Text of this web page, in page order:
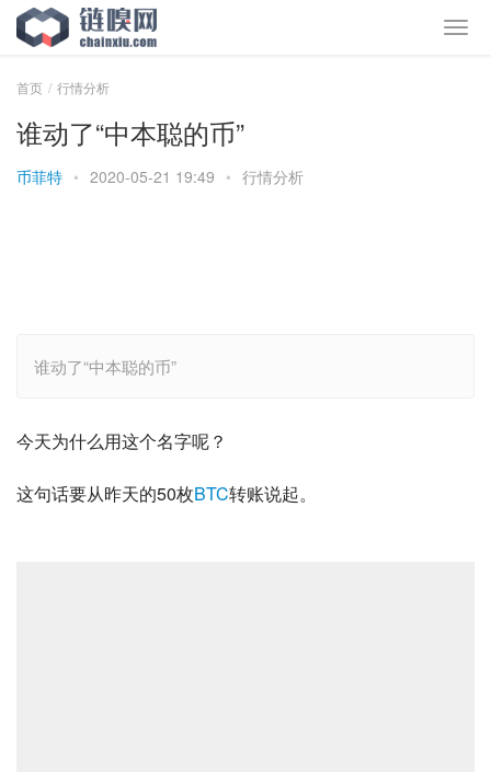
首页 行情分析
谁动了“中本聪的币”
币菲特 • 2020-05-21 19:49 • 行情分析
谁动了“中本聪的币”
今天为什么用这个名字呢？
这句话要从昨天的50枚BTC转账说起。